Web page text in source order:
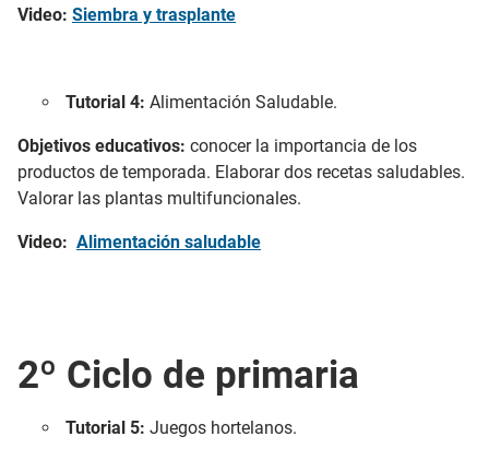
Video: Siembra y trasplante
Tutorial 4: Alimentación Saludable.
Objetivos educativos: conocer la importancia de los
productos de temporada. Elaborar dos recetas saludables.
Valorar las plantas multifuncionales.
Video: Alimentación saludable
2º Ciclo de primaria
Tutorial 5: Juegos hortelanos.